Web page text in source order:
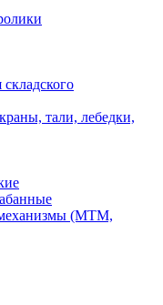
тали, лебедки,
(МТМ,